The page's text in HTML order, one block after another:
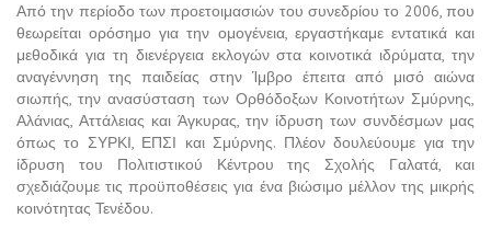
Από την περίοδο των προετοιμασιών του συνεδρίου το 2006, που
θεωρείται ορόσημο για την ομογένεια, εργαστήκαμε εντατικά και
μεθοδικά για τη διενέργεια εκλογών στα κοινοτικά ιδρύματα, την
αναγέννηση της παιδείας στην Ίμβρο έπειτα από μισό αιώνα
σιωπής, την ανασύσταση των Ορθόδοξων Κοινοτήτων Σμύρνης,
Αλάνιας, Αττάλειας και Άγκυρας, την ίδρυση των συνδέσμων μας
όπως το ΣΥΡΚΙ, ΕΠΣΙ και Σμύρνης. Πλέον δουλεύουμε για την
ίδρυση του Πολιτιστικού Κέντρου της Σχολής Γαλατά, και
σχεδιάζουμε τις προϋποθέσεις για ένα βιώσιμο μέλλον της μικρής
κοινότητας Τενέδου.